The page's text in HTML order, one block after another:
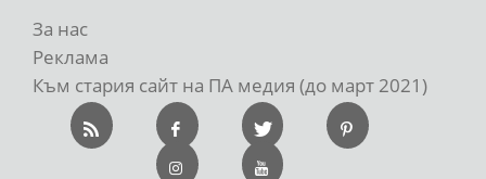
За нас
Реклама
Към стария сайт на ПА медия (до март 2021)